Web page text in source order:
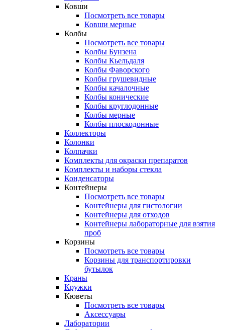
Ковши
Посмотреть все товары
Ковши мерные
Колбы
Посмотреть все товары
Колбы Бунзена
Колбы Кьельдаля
Колбы Фаворского
Колбы грушевидные
Колбы качалочные
Колбы конические
Колбы круглодонные
Колбы мерные
Колбы плоскодонные
Коллекторы
Колонки
Колпачки
Комплекты для окраски препаратов
Комплекты и наборы стекла
Конденсаторы
Контейнеры
Посмотреть все товары
Контейнеры для гистологии
Контейнеры для отходов
Контейнеры лабораторные для взятия
проб
Корзины
Посмотреть все товары
Корзины для транспортировки
бутылок
Краны
Кружки
Кюветы
Посмотреть все товары
Аксессуары
Лаборатории